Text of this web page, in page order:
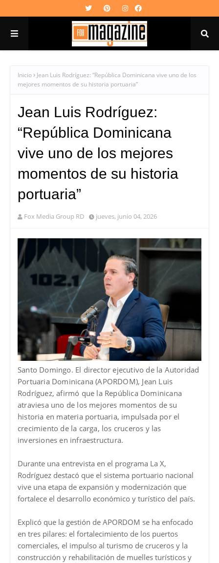
Inicio
Jean Luis Rodríguez: “República Dominicana vive uno de los
mejores momentos de su historia portuaria”
Jean Luis Rodríguez:
“República Dominicana
vive uno de los mejores
momentos de su historia
portuaria”
Fox Media Group RD jueves, junio 04, 2026
Santo Domingo. El director ejecutivo de la Autoridad
Portuaria Dominicana (APORDOM), Jean Luis
Rodríguez, afirmó que la República Dominicana
atraviesa uno de los mejores momentos de su
historia en materia portuaria, impulsada por el
crecimiento de la carga, los cruceros y las
inversiones en infraestructura.
Durante una entrevista en el programa La X,
Rodríguez destacó que el sistema portuario nacional
vive una etapa de expansión y modernización que
fortalece el desarrollo económico y turístico del país.
Explicó que la gestión de APORDOM se ha enfocado
en tres pilares: el fortalecimiento de los puertos
comerciales, el impulso al turismo de cruceros y la
construcción y rehabilitación de muelles turísticos y